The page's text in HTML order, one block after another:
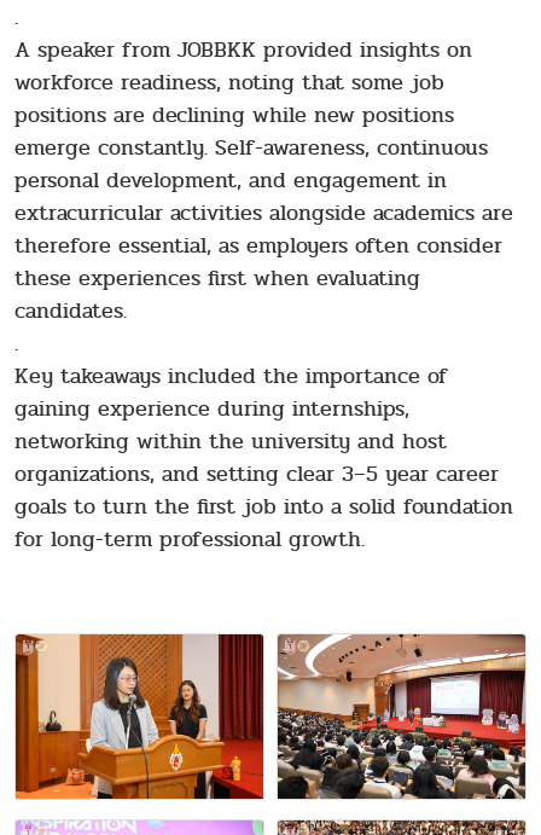
.
A speaker from JOBBKK provided insights on
workforce readiness, noting that some job
positions are declining while new positions
emerge constantly. Self-awareness, continuous
personal development, and engagement in
extracurricular activities alongside academics are
therefore essential, as employers often consider
these experiences first when evaluating
candidates.
.
Key takeaways included the importance of
gaining experience during internships,
networking within the university and host
organizations, and setting clear 3–5 year career
goals to turn the first job into a solid foundation
for long-term professional growth.